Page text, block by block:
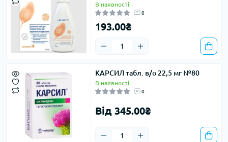
В наявності
0
193.00₴
КАРСИЛ табл. в/о 22,5 мг №80
В наявності
0
Від 345.00₴